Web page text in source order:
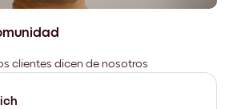
clientes dicen de nosotros